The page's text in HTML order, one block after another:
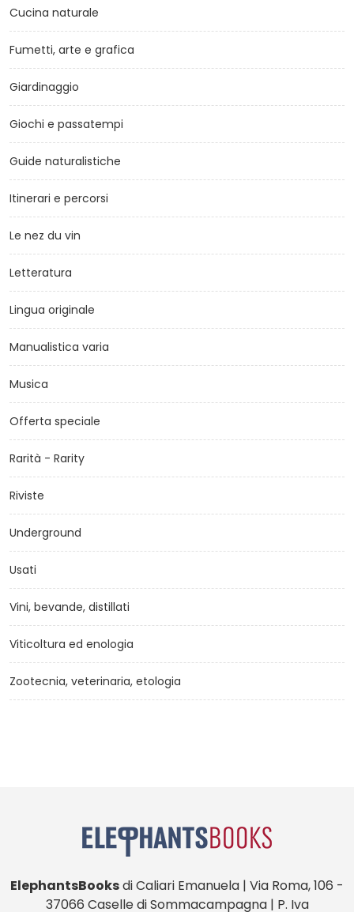
Cucina naturale
Fumetti, arte e grafica
Giardinaggio
Giochi e passatempi
Guide naturalistiche
Itinerari e percorsi
Le nez du vin
Letteratura
Lingua originale
Manualistica varia
Musica
Offerta speciale
Rarità - Rarity
Riviste
Underground
Usati
Vini, bevande, distillati
Viticoltura ed enologia
Zootecnia, veterinaria, etologia
ElephantsBooksdi Caliari Emanuela | Via Roma, 106 -
37066 Caselle di Sommacampagna | P. Iva